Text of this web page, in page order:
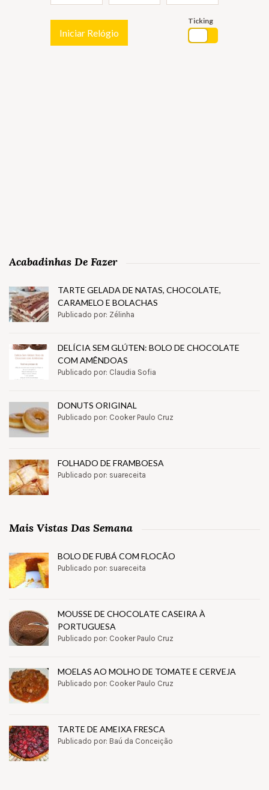
Iniciar Relógio
Ticking
Acabadinhas De Fazer
TARTE GELADA DE NATAS, CHOCOLATE,
CARAMELO E BOLACHAS
Publicado por: Zélinha
DELÍCIA SEM GLÚTEN: BOLO DE CHOCOLATE
COM AMÊNDOAS
Publicado por: Claudia Sofia
DONUTS ORIGINAL
Publicado por: Cooker Paulo Cruz
FOLHADO DE FRAMBOESA
Publicado por: suareceita
Mais Vistas Das Semana
BOLO DE FUBÁ COM FLOCÃO
Publicado por: suareceita
MOUSSE DE CHOCOLATE CASEIRA À
PORTUGUESA
Publicado por: Cooker Paulo Cruz
MOELAS AO MOLHO DE TOMATE E CERVEJA
Publicado por: Cooker Paulo Cruz
TARTE DE AMEIXA FRESCA
Publicado por: Baú da Conceição